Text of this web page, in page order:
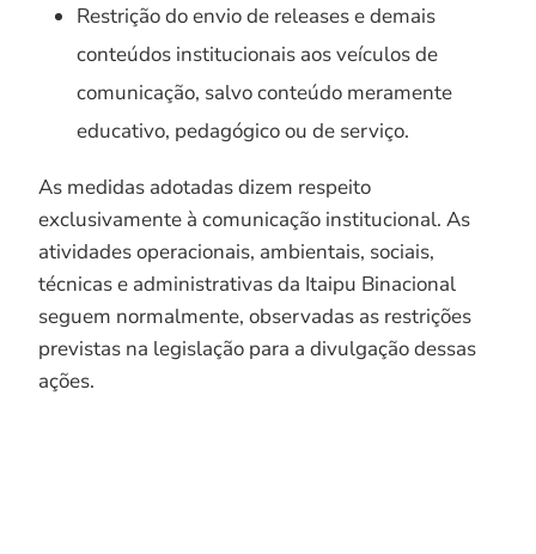
Restrição do envio de releases e demais
conteúdos institucionais aos veículos de
comunicação, salvo conteúdo meramente
educativo, pedagógico ou de serviço.
As medidas adotadas dizem respeito
exclusivamente à comunicação institucional. As
atividades operacionais, ambientais, sociais,
técnicas e administrativas da Itaipu Binacional
seguem normalmente, observadas as restrições
previstas na legislação para a divulgação dessas
ações.